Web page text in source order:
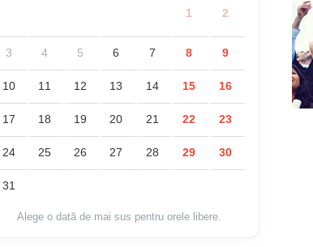
1 2
3 4 5 6 7 8 9
10 11 12 13 14 15 16
17 18 19 20 21 22 23
24 25 26 27 28 29 30
31
Alege o dată de mai sus pentru orele libere.